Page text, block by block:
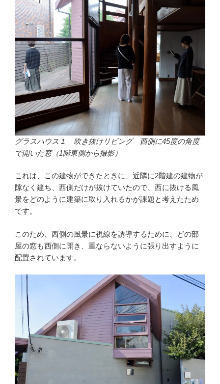
グラスハウス１ 吹き抜けリビング 西側に45度の角度
で開いた窓（1階東側から撮影）
これは、この建物ができたときに、近隣に2階建の建物が
隙なく建ち、西側だけが抜けていたので、西に抜ける風
景をどのように建築に取り入れるかが課題と考えたため
です。
このため、西側の風景に視線を誘導するために、どの部
屋の窓も西側に開き、重ならないように張り出すように
配置されています。